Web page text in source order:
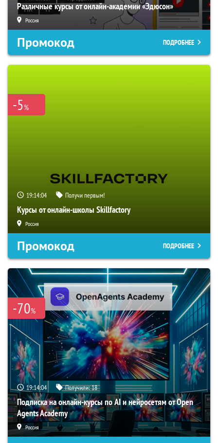
Различные курсы от онлайн-академии «Эдюсон»
Россия
Промокод ПОДРОБНЕЕ
-5%
19:14:03 Получи первым!
Курсы от онлайн-школы Skillfactory
Россия
Промокод ПОДРОБНЕЕ
-70%
19:14:03 Получили:18
Подписка на онлайн-курсы по AI и нейросетям от Open
Agents Academy
Россия